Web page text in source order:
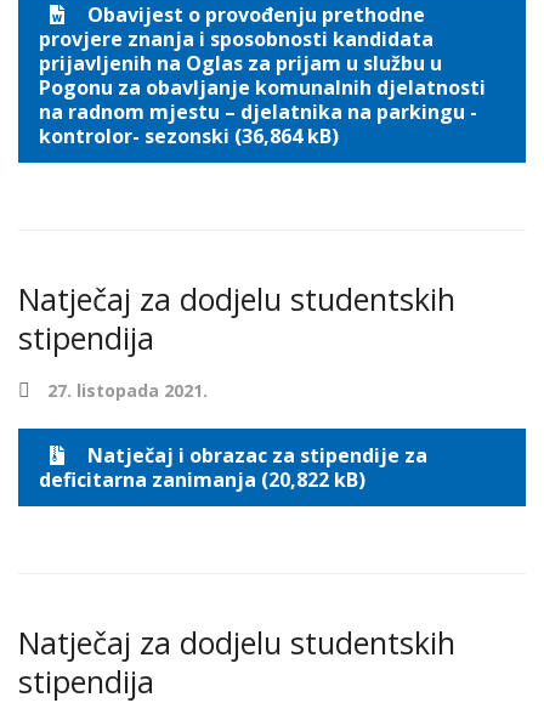
Obavijest o provođenju prethodne
provjere znanja i sposobnosti kandidata
prijavljenih na Oglas za prijam u službu u
Pogonu za obavljanje komunalnih djelatnosti
na radnom mjestu – djelatnika na parkingu -
kontrolor- sezonski (36,864 kB)
Natječaj za dodjelu studentskih
stipendija
27. listopada 2021.
Natječaj i obrazac za stipendije za
deficitarna zanimanja (20,822 kB)
Natječaj za dodjelu studentskih
stipendija